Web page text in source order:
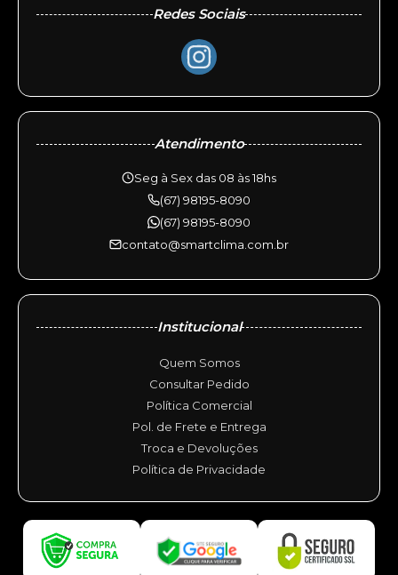
Redes Sociais
Atendimento
Seg à Sex das 08 às 18hs
(67) 98195-8090
(67) 98195-8090
contato@smartclima.com.br
Institucional
Quem Somos
Consultar Pedido
Política Comercial
Pol. de Frete e Entrega
Troca e Devoluções
Política de Privacidade